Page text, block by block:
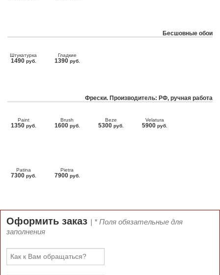
Бесшовные обои
Штукатурка
1490 руб.
Гладкие
1390 руб.
Фрески. Производитель: РФ, ручная работа
Paint
1350 руб.
Brush
1600 руб.
Beze
5300 руб.
Velatura
5900 руб.
Patina
7300 руб.
Pietra
7900 руб.
Оформить заказ | * Поля обязательные для
заполнения